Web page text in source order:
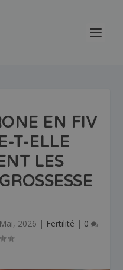
EN FIV
T-ELLE
LES
2026 | Fertilité | 0